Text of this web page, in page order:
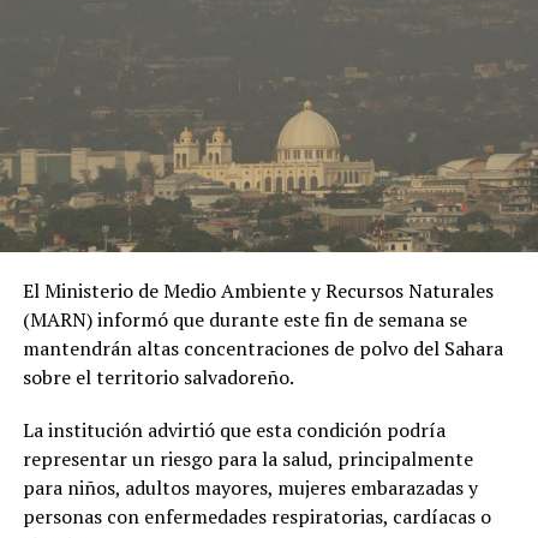
poner en evidencia los riesgos de las relaciones
extramatrimoniales y el uso de material íntimo como
herramienta de chantaje.
#OPINE. El Gaula de la
Policía capturó en
Ibagué a una joven de
19 años señalada de
extorsionar al hombre
con quien sostuvo una
relación
extramatrimonial, a
quien amenazaba con
exponer material íntimo
El Ministerio de Medio Ambiente y Recursos Naturales
(MARN) informó que durante este fin de semana se
mantendrán altas concentraciones de polvo del Sahara
sobre el territorio salvadoreño.
La institución advirtió que esta condición podría
representar un riesgo para la salud, principalmente
para niños, adultos mayores, mujeres embarazadas y
personas con enfermedades respiratorias, cardíacas o